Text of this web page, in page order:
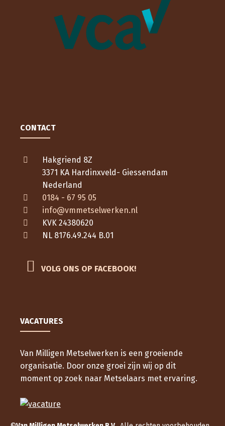
CONTACT
Hakgriend 8Z
3371 KA Hardinxveld- Giessendam
Nederland
0184 - 67 95 05
info@vmmetselwerken.nl
KVK 24380620
NL 8176.49.244 B.01
VOLG ONS OP FACEBOOK!
VACATURES
Van Milligen Metselwerken is een groeiende
organisatie. Door onze groei zijn wij op dit
moment op zoek naar Metselaars met ervaring.